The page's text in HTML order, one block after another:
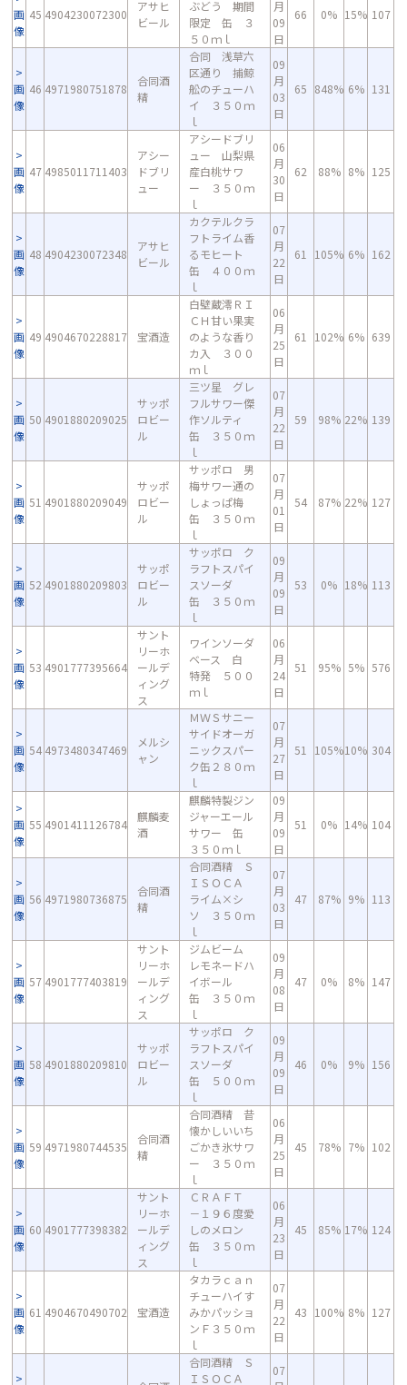
画
像
45 4904230072300
アサヒ
ビール
ぶどう 期間
限定 缶 ３
５０ｍｌ
月
09
日
66 0% 15% 107
画
像
46 4971980751878
合同酒
精
合同 浅草六
区通り 捕鯨
舩のチューハ
イ ３５０ｍ
ｌ
09
月
03
日
65 848% 6% 131
画
像
47 4985011711403
アシー
ドブリ
ュー
アシードブリ
ュー 山梨県
産白桃サワ
ー ３５０ｍ
ｌ
06
月
30
日
62 88% 8% 125
画
像
48 4904230072348
アサヒ
ビール
カクテルクラ
フトライム香
るモヒート
缶 ４００ｍ
ｌ
07
月
22
日
61 105% 6% 162
画
像
49 4904670228817 宝酒造
白壁蔵澪ＲＩ
ＣＨ甘い果実
のような香り
カ入 ３００
ｍｌ
06
月
25
日
61 102% 6% 639
画
像
50 4901880209025
サッポ
ロビー
ル
三ツ星 グレ
フルサワー傑
作ソルティ
缶 ３５０ｍ
ｌ
07
月
22
日
59 98% 22% 139
画
像
51 4901880209049
サッポ
ロビー
ル
サッポロ 男
梅サワー通の
しょっぱ梅
缶 ３５０ｍ
ｌ
07
月
01
日
54 87% 22% 127
画
像
52 4901880209803
サッポ
ロビー
ル
サッポロ ク
ラフトスパイ
スソーダ
缶 ３５０ｍ
ｌ
09
月
09
日
53 0% 18% 113
画
像
53 4901777395664
サント
リーホ
ールデ
ィング
ス
ワインソーダ
ベース 白
特発 ５００
ｍｌ
06
月
24
日
51 95% 5% 576
画
像
54 4973480347469
メルシ
ャン
ＭＷＳサニー
サイドオーガ
ニックスパー
ク缶２８０ｍ
ｌ
07
月
27
日
51 105%10% 304
画
像
55 4901411126784
麒麟麦
酒
麒麟特製ジン
ジャーエール
サワー 缶
３５０ｍｌ
09
月
09
日
51 0% 14% 104
画
像
56 4971980736875
合同酒
精
合同酒精 Ｓ
ＩＳＯＣＡ
ライム×シ
ソ ３５０ｍ
ｌ
07
月
03
日
47 87% 9% 113
画
像
57 4901777403819
サント
リーホ
ールデ
ィング
ス
ジムビーム
レモネードハ
イボール
缶 ３５０ｍ
ｌ
09
月
08
日
47 0% 8% 147
画
像
58 4901880209810
サッポ
ロビー
ル
サッポロ ク
ラフトスパイ
スソーダ
缶 ５００ｍ
ｌ
09
月
09
日
46 0% 9% 156
画
像
59 4971980744535
合同酒
精
合同酒精 昔
懐かしいいち
ごかき氷サワ
ー ３５０ｍ
ｌ
06
月
25
日
45 78% 7% 102
画
像
60 4901777398382
サント
リーホ
ールデ
ィング
ス
ＣＲＡＦＴ
－１９６度愛
しのメロン
缶 ３５０ｍ
ｌ
06
月
23
日
45 85% 17% 124
画
像
61 4904670490702 宝酒造
タカラｃａｎ
チューハイす
みかパッショ
ンＦ３５０ｍ
ｌ
07
月
22
日
43 100% 8% 127
合同酒精 Ｓ
ＩＳＯＣＡ
07